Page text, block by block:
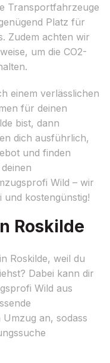
Transportfahrzeuge
Platz für
Zudem achten wir
um die CO2-
einem verlässlichen
für deinen
bist, dann
dich ausführlich,
und finden
Wild – wir
und kostengünstig!
Roskilde
Roskilde, weil du
Dabei kann dir
Wild aus
an, sodass